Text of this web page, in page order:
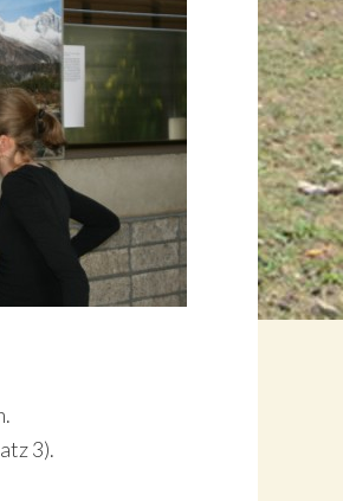
3).